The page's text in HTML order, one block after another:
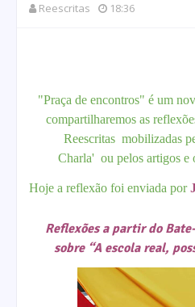
Reescritas 18:36
"Praça de encontros" é um
compartilharemos as
Reescritas mobilizadas
Charla' ou pelos artigos e
Hoje a reflexão foi enviada por
Reflexões a partir do
sobre “A escola real,